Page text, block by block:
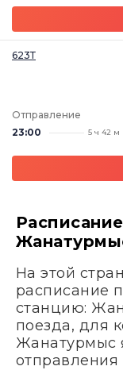
623Т
Отправление
23:00
5 ч 42 м
На этой
расписание
станцию:
поезда, для
Жанатурмыс
отправления